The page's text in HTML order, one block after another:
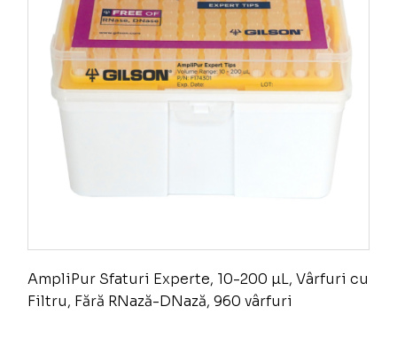
AmpliPur Sfaturi Experte, 10-200 µL, Vârfuri cu
Filtru, Fără RNază-DNază, 960 vârfuri